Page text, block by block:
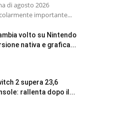
di agosto 2026
importante...
volto su Nintendo
nativa e grafica...
2 supera 23,6
rallenta dopo il...